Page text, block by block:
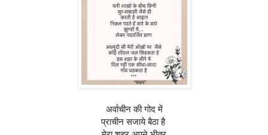
अर्वाचीन की गोद में
प्राचीन सजाये बैठा है